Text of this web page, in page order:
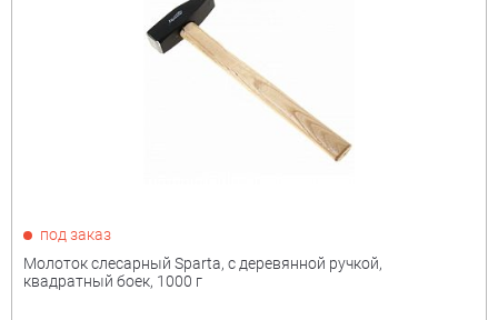
под заказ
Молоток слесарный Sparta, с деревянной ручкой,
квадратный боек, 1000 г